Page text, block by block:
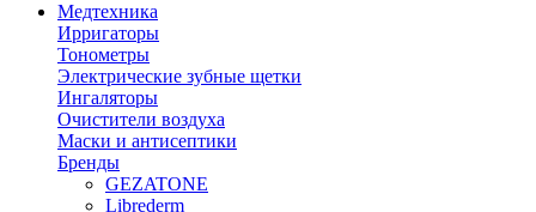
Медтехника
Ирригаторы
Тонометры
Электрические зубные щетки
Ингаляторы
Очистители воздуха
Маски и антисептики
Бренды
GEZATONE
Librederm